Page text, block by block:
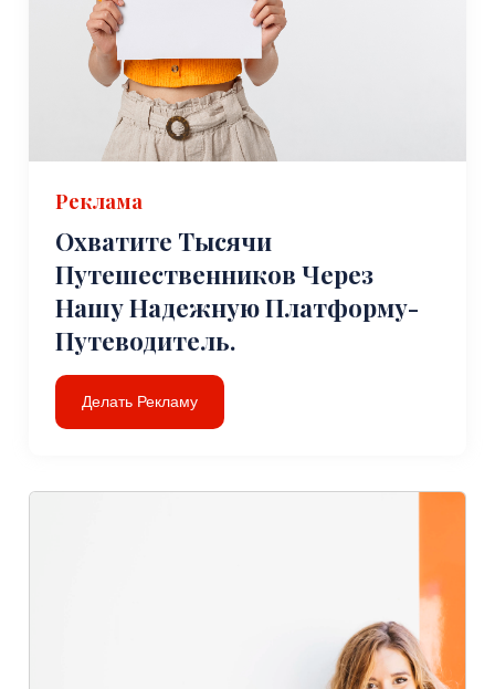
Реклама
Охватите Тысячи
Путешественников Через
Нашу Надежную Платформу-
Путеводитель.
Делать Рекламу